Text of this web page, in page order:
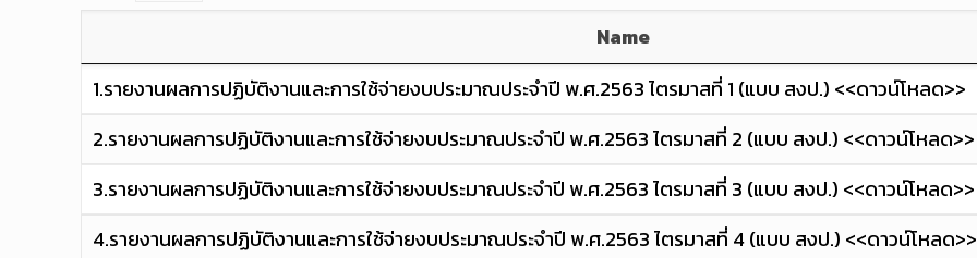
Name
1.รายงานผลการปฏิบัติงานและการใช้จ่ายงบประมาณประจำปี พ.ศ.2563 ไตรมาสที่ 1 (แบบ สงป.) <<ดาวน์โหลด>>
2.รายงานผลการปฏิบัติงานและการใช้จ่ายงบประมาณประจำปี พ.ศ.2563 ไตรมาสที่ 2 (แบบ สงป.) <<ดาวน์โหลด>>
3.รายงานผลการปฏิบัติงานและการใช้จ่ายงบประมาณประจำปี พ.ศ.2563 ไตรมาสที่ 3 (แบบ สงป.) <<ดาวน์โหลด>>
4.รายงานผลการปฏิบัติงานและการใช้จ่ายงบประมาณประจำปี พ.ศ.2563 ไตรมาสที่ 4 (แบบ สงป.) <<ดาวน์โหลด>>